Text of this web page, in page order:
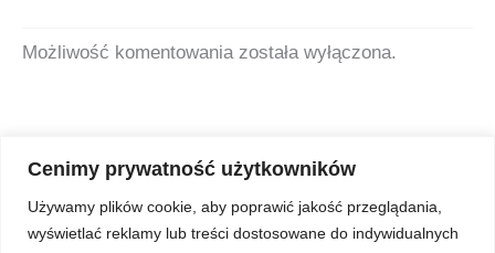
Cenimy prywatność użytkowników
Używamy plików cookie, aby poprawić jakość przeglądania,
wyświetlać reklamy lub treści dostosowane do indywidualnych
Możliwość komentowania została wyłączona.
Copyright © 2026 Z Sercem do Pacjenta